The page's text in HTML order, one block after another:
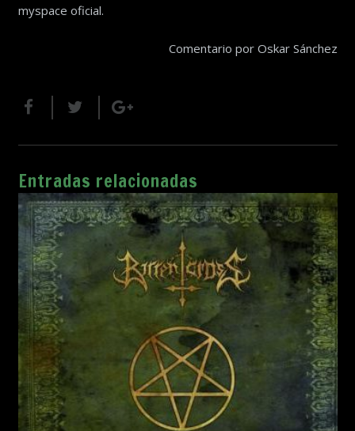
myspace oficial.
Comentario por Oskar Sánchez
Entradas relacionadas